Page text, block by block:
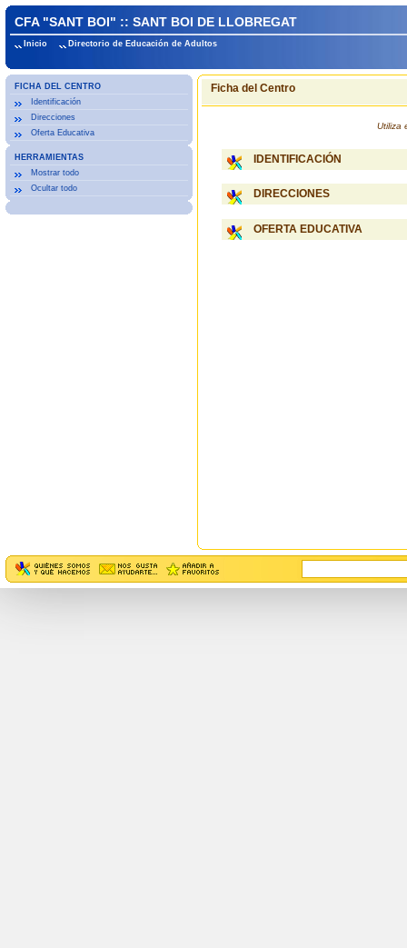
CFA "SANT BOI" :: SANT BOI DE LLOBREGAT
Inicio Directorio de Educación de Adultos
FICHA DEL CENTRO
Identificación
Direcciones
Oferta Educativa
HERRAMIENTAS
Mostrar todo
Ocultar todo
Ficha del Centro
Utiliza
IDENTIFICACIÓN
DIRECCIONES
OFERTA EDUCATIVA